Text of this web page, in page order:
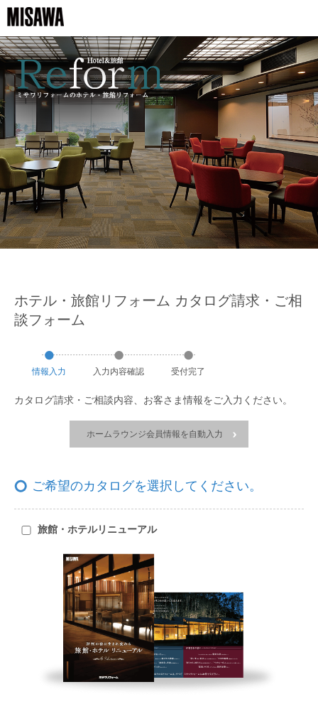
ホテル・旅館リフォーム カタログ請求・ご相
談フォーム
情報 入力 入力内容確認 受付完了
カタログ請求・ご相談内容、お客さま情報をご入力ください。
ホームラウンジ会員情報を自動入力
ご希望のカタログを選択してください。
旅館・ホテルリニューアル